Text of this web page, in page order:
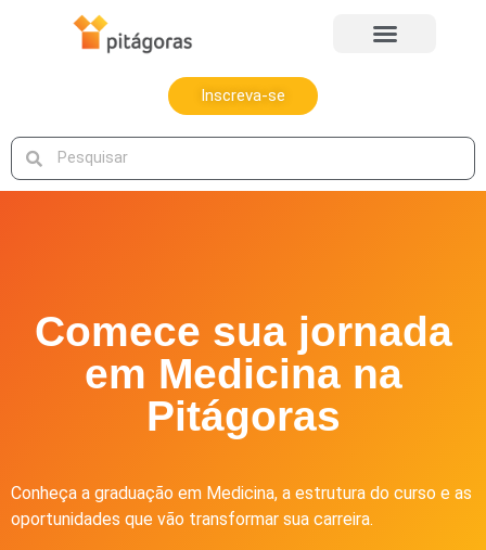
Inscreva-se
Comece sua jornada
em Medicina na
Pitágoras
Conheça a graduação em Medicina, a estrutura do curso e as
oportunidades que vão transformar sua carreira.